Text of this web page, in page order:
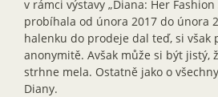
v rámci výstavy „Diana: Her Fashion
probíhala od února 2017 do února
halenku do prodeje dal teď, si však
anonymitě. Avšak může si být jistý,
strhne mela. Ostatně jako o
Diany.